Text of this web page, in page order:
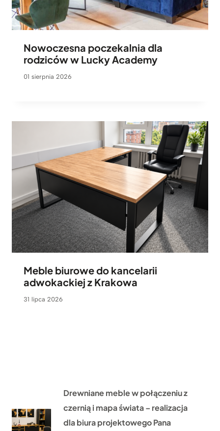
Nowoczesna poczekalnia dla
rodziców w Lucky Academy
01 sierpnia 2026
Meble biurowe do kancelarii
adwokackiej z Krakowa
31 lipca 2026
Drewniane meble w połączeniu z
czernią i mapa świata – realizacja
dla biura projektowego Pana